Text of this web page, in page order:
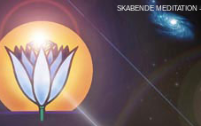
SKABENDE MEDITATION